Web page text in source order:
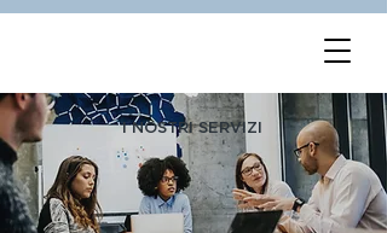
I NOSTRI SERVIZI